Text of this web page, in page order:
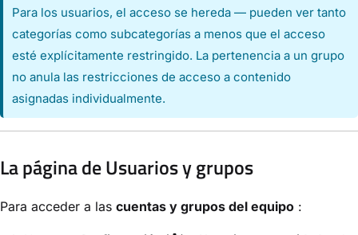
Para los usuarios, el acceso se hereda — pueden ver tanto
categorías como subcategorías a menos que el acceso
esté explícitamente restringido. La pertenencia a un grupo
no anula las restricciones de acceso a contenido
asignadas individualmente.
La página de Usuarios y grupos
Para acceder a las cuentas y grupos del equipo :